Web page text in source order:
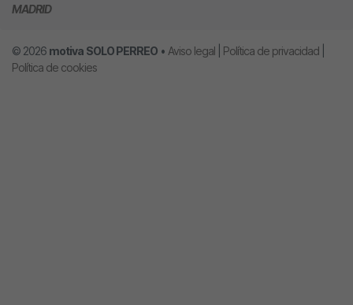
MADRID
© 2026 motiva SOLO PERREO • Aviso legal Política de privacidad
Política de cookies